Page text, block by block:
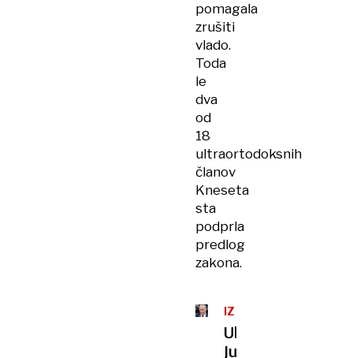
pomagala
zrušiti
vlado.
Toda
le
dva
od
18
ultraortodoksnih
članov
Kneseta
sta
podprla
predlog
zakona.
IZRAEL
Ultraortodoksni
Judje